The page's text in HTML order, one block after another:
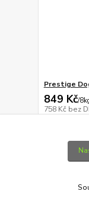
Prestige
849 Kč/
758 Kč bez
Novinka